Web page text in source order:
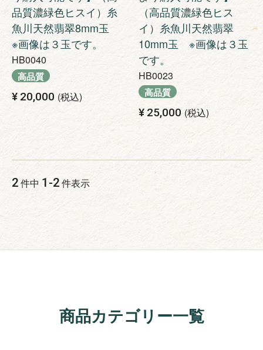
品質濃緑色ヒスイ）糸
魚川天然翡翠8mm玉
※画像は３玉です。
HB0040
高品質
¥ 20,000 税込
（高品質濃緑色ヒス
イ）糸魚川天然翡翠
10mm玉 ※画像は３玉
です。
HB0023
高品質
¥ 25,000 税込
2件中 1 -2件表示
商品カテゴリー一覧